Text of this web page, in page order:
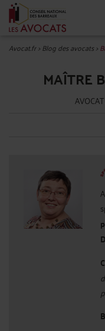
Avocat.fr>Blog des avocats>
MAÎTRE